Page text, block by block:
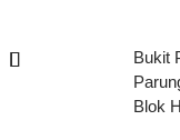
Bukit
Blok